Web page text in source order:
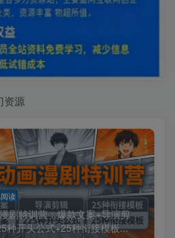
资源
读
剧特训营：爆款文案+导演剪
种开头公式+25种衔接模板...